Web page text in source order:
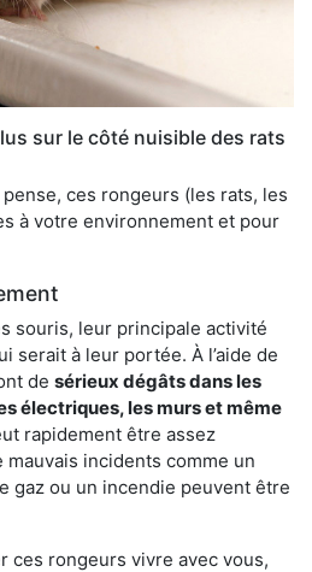
sur le côté nuisible des rats
pense, ces rongeurs (les rats, les
à votre environnement et pour
souris, leur principale activité
serait à leur portée. À l’aide de
de sérieux dégâts dans les
électriques, les murs et même
rapidement être assez
incidents comme un
gaz ou un incendie peuvent être
ces rongeurs vivre avec vous,